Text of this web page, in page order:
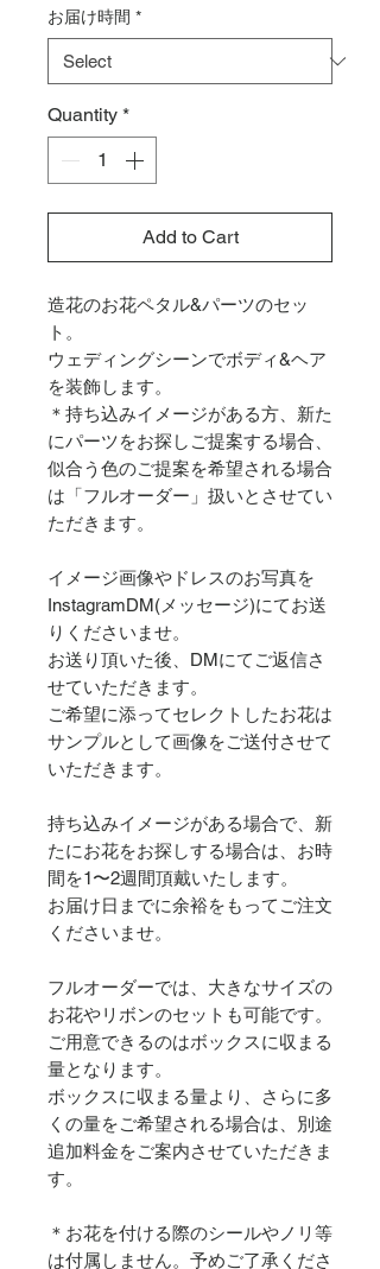
お届け時間 *
Quantity *
Add to Cart
造花のお花ペタル&パーツのセッ
ト。
ウェディングシーンでボディ&ヘア
を装飾します。
＊持ち込みイメージがある方、新た
にパーツをお探しご提案する場合、
似合う色のご提案を希望される場合
は「フルオーダー」扱いとさせてい
ただきます。
イメージ画像やドレスのお写真を
InstagramDM(メッセージ)にてお送
りくださいませ。
お送り頂いた後、DMにてご返信さ
せていただきます。
ご希望に添ってセレクトしたお花は
サンプルとして画像をご送付させて
いただきます。
持ち込みイメージがある場合で、新
たにお花をお探しする場合は、お時
間を1〜2週間頂戴いたします。
お届け日までに余裕をもってご注文
くださいませ。
フルオーダーでは、大きなサイズの
お花やリボンのセットも可能です。
ご用意できるのはボックスに収まる
量となります。
ボックスに収まる量より、さらに多
くの量をご希望される場合は、別途
追加料金をご案内させていただきま
す。
＊お花を付ける際のシールやノリ等
は付属しません。予めご了承くださ